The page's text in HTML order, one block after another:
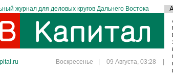
журнал для деловых кругов Дальнего Востока
Воскресенье | 09 Августа, 03:28 |